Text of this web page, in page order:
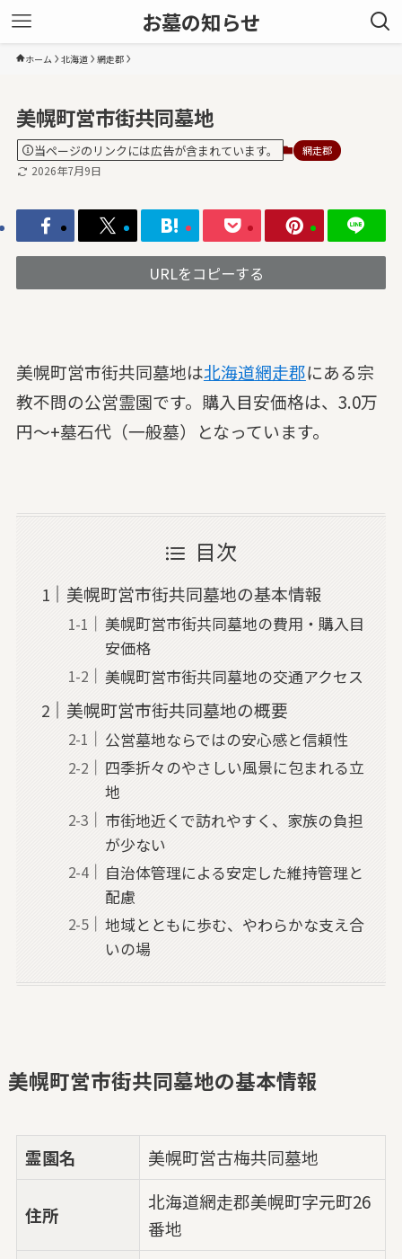
お墓の知らせ
ホーム 北海道 網走郡
美幌町営市街共同墓地
当ページのリンクには広告が含まれています。 網走郡
2026年7月9日
URLをコピーする
美幌町営市街共同墓地は北海道網走郡にある宗
教不問の公営霊園です。購入目安価格は、3.0万
円～+墓石代（一般墓）となっています。
目次
美幌町営市街共同墓地の基本情報
美幌町営市街共同墓地の費用・購入目
安価格
美幌町営市街共同墓地の交通アクセス
美幌町営市街共同墓地の概要
公営墓地ならではの安心感と信頼性
四季折々のやさしい風景に包まれる立
地
市街地近くで訪れやすく、家族の負担
が少ない
自治体管理による安定した維持管理と
配慮
地域とともに歩む、やわらかな支え合
いの場
美幌町営市街共同墓地の基本情報
霊園名 美幌町営古梅共同墓地
住所
北海道網走郡美幌町字元町26
番地